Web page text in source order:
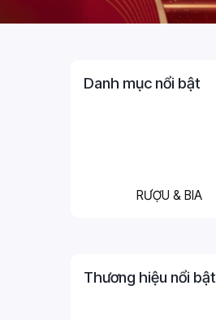
Danh mục nổi bật
RƯỢU & BIA
Thương hiệu nổi bật